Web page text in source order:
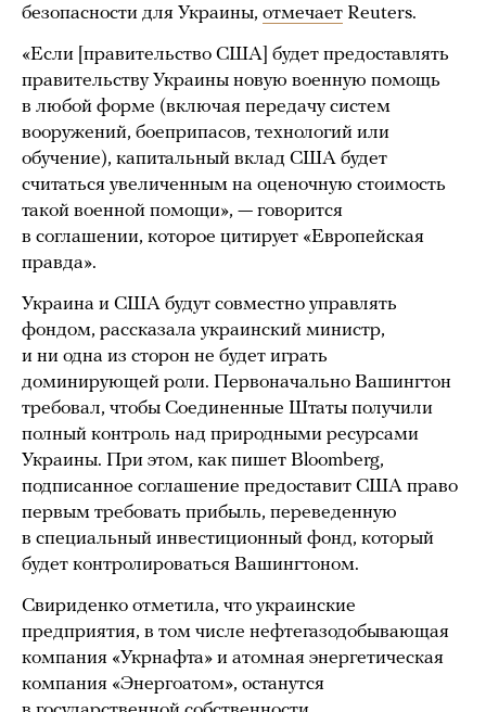
безопасности для Украины, отмечает Reuters.
«Если [правительство США] будет предоставлять
правительству Украины новую военную помощь
в любой форме (включая передачу систем
вооружений, боеприпасов, технологий или
обучение), капитальный вклад США будет
считаться увеличенным на оценочную стоимость
такой военной помощи», — говорится
в соглашении, которое цитирует «Европейская
правда».
Украина и США будут совместно управлять
фондом, рассказала украинский министр,
и ни одна из сторон не будет играть
доминирующей роли. Первоначально Вашингтон
требовал, чтобы Соединенные Штаты получили
полный контроль над природными ресурсами
Украины. При этом, как пишет Bloomberg,
подписанное соглашение предоставит США право
первым требовать прибыль, переведенную
в специальный инвестиционный фонд, который
будет контролироваться Вашингтоном.
Свириденко отметила, что украинские
предприятия, в том числе нефтегазодобывающая
компания «Укрнафта» и атомная энергетическая
компания «Энергоатом», останутся